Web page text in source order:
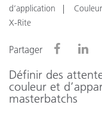
d’application
X-Rite
Partager
Définir des
couleur et
masterbatchs